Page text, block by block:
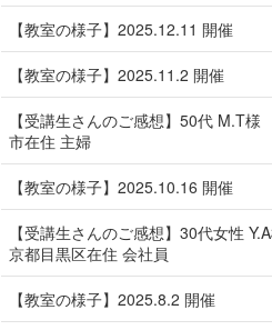
【教室の様子】2025.12.11 開催
【教室の様子】2025.11.2 開催
【受講生さんのご感想】50代 M.T
市在住 主婦
【教室の様子】2025.10.16 開催
【受講生さんのご感想】30代女性
京都目黒区在住 会社員
【教室の様子】2025.8.2 開催